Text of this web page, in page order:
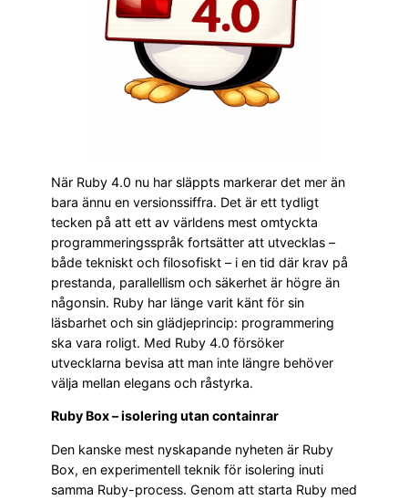
När Ruby 4.0 nu har släppts markerar det mer än
bara ännu en versionssiffra. Det är ett tydligt
tecken på att ett av världens mest omtyckta
programmeringsspråk fortsätter att utvecklas –
både tekniskt och filosofiskt – i en tid där krav på
prestanda, parallellism och säkerhet är högre än
någonsin. Ruby har länge varit känt för sin
läsbarhet och sin glädjeprincip: programmering
ska vara roligt. Med Ruby 4.0 försöker
utvecklarna bevisa att man inte längre behöver
välja mellan elegans och råstyrka.
Ruby Box – isolering utan containrar
Den kanske mest nyskapande nyheten är Ruby
Box, en experimentell teknik för isolering inuti
samma Ruby-process. Genom att starta Ruby med